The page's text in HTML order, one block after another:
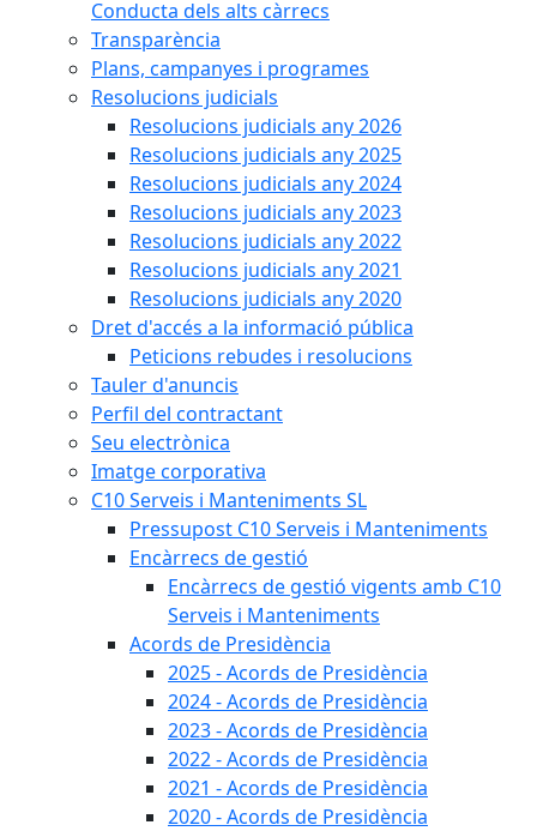
Conducta dels alts càrrecs
Transparència
Plans, campanyes i programes
Resolucions judicials
Resolucions judicials any 2026
Resolucions judicials any 2025
Resolucions judicials any 2024
Resolucions judicials any 2023
Resolucions judicials any 2022
Resolucions judicials any 2021
Resolucions judicials any 2020
Dret d'accés a la informació pública
Peticions rebudes i resolucions
Tauler d'anuncis
Perfil del contractant
Seu electrònica
Imatge corporativa
C10 Serveis i Manteniments SL
Pressupost C10 Serveis i Manteniments
Encàrrecs de gestió
Encàrrecs de gestió vigents amb C10
Serveis i Manteniments
Acords de Presidència
2025 - Acords de Presidència
2024 - Acords de Presidència
2023 - Acords de Presidència
2022 - Acords de Presidència
2021 - Acords de Presidència
2020 - Acords de Presidència